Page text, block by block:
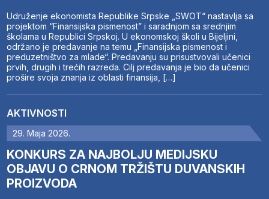
Udruženje ekonomista Republike Srpske „SWOT“ nastavlja sa
projektom “Finansijska pismenost” i saradnjom sa srednjim
školama u Republici Srpskoj. U ekonomskoj školi u Bijeljini,
održano je predavanje na temu „Finansijska pismenost i
preduzetništvo za mlade“. Predavanju su prisustvovali učenici
prvih, drugih i trećih razreda. Cilj predavanja je bio da učenici
prošire svoja znanja iz oblasti finansija, […]
AKTIVNOSTI
29. Maja 2026.
KONKURS ZA NAJBOLJU MEDIJSKU
OBJAVU O CRNOM TRŽIŠTU DUVANSKIH
PROIZVODA